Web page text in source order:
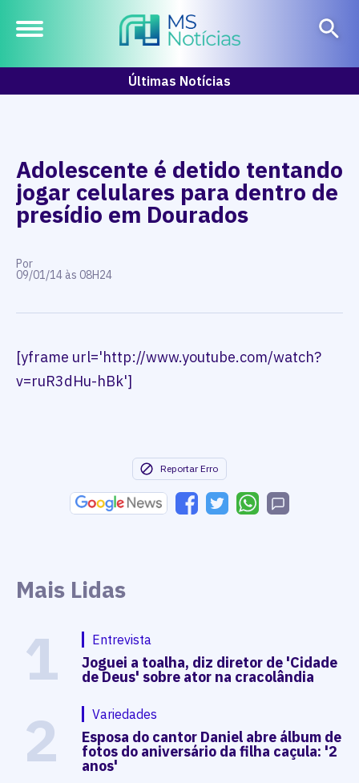
Últimas Notícias
Adolescente é detido tentando
jogar celulares para dentro de
presídio em Dourados
Por
09/01/14 às 08H24
[yframe url='http://www.youtube.com/watch?
v=ruR3dHu-hBk']
Reportar Erro
Mais Lidas
1 Entrevista
Joguei a toalha, diz diretor de 'Cidade
de Deus' sobre ator na cracolândia
2 Variedades
Esposa do cantor Daniel abre álbum de
fotos do aniversário da filha caçula: '2
anos'